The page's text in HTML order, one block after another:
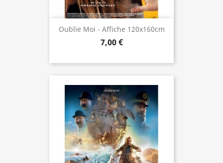
Oublie Moi - Affiche 120x160cm
7,00 €